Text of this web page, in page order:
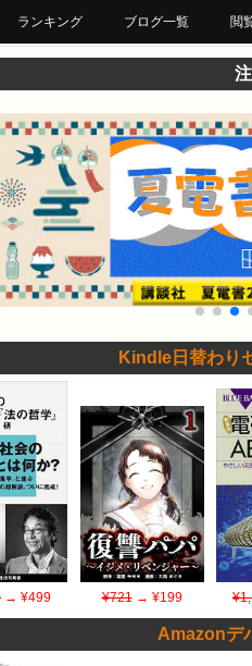
ランキング ブログ一覧 閲
最
あ
ブ
Kindle日替わり
→ ¥499 ¥721→ ¥199
Amazonデ